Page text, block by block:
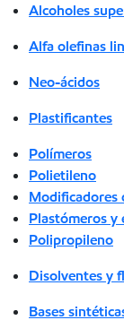
Alcoholes
Alfa olefinas
Neo-ácidos
Plastificantes
Polímeros
Polietileno
Modificadores
Plastómeros y
Polipropileno
Disolventes y
Bases